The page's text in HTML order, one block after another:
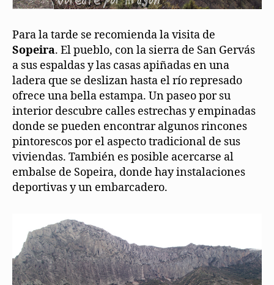
Para la tarde se recomienda la visita de
Sopeira. El pueblo, con la sierra de San Gervás
a sus espaldas y las casas apiñadas en una
ladera que se deslizan hasta el río represado
ofrece una bella estampa. Un paseo por su
interior descubre calles estrechas y empinadas
donde se pueden encontrar algunos rincones
pintorescos por el aspecto tradicional de sus
viviendas. También es posible acercarse al
embalse de Sopeira, donde hay instalaciones
deportivas y un embarcadero.